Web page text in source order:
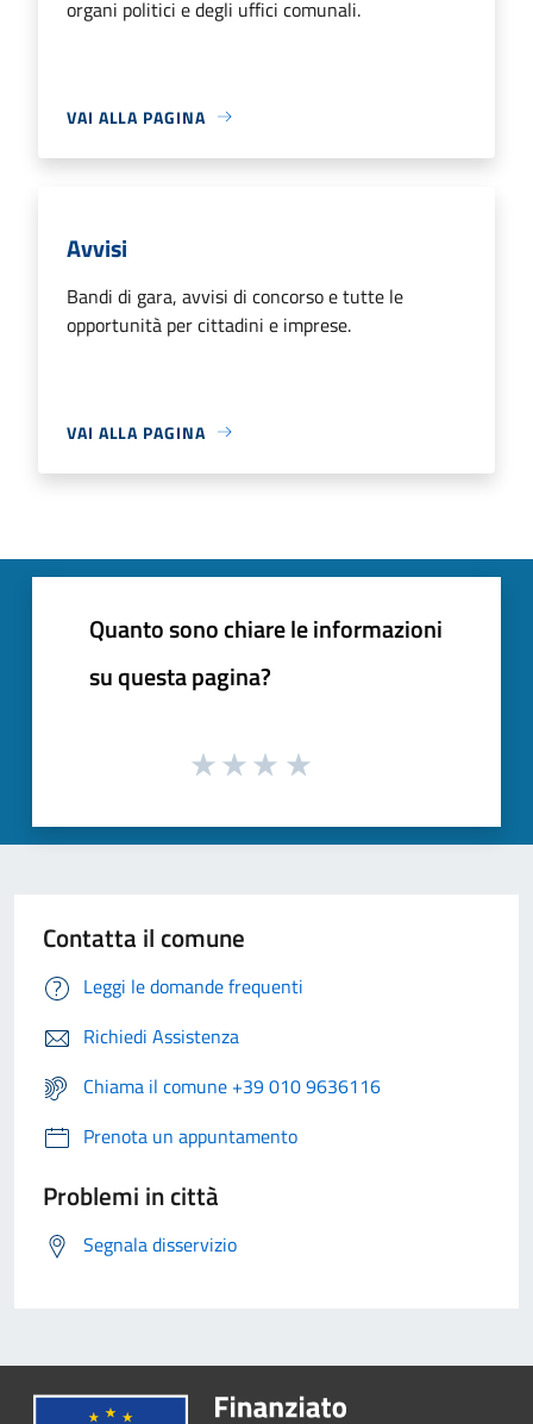
organi politici e degli uffici comunali.
VAI ALLA PAGINA
Avvisi
Bandi di gara, avvisi di concorso e tutte le
opportunità per cittadini e imprese.
VAI ALLA PAGINA
Quanto sono chiare le informazioni
su questa pagina?
Contatta il comune
Leggi le domande frequenti
Richiedi Assistenza
Chiama il comune +39 010 9636116
Prenota un appuntamento
Problemi in città
Segnala disservizio